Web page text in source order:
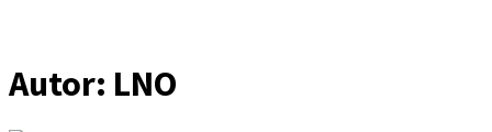
Autor: LNO